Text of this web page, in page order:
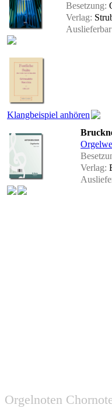
Besetzung:
Verlag:
Klangbeispiel anhören
Verlag:
Orgelnoten